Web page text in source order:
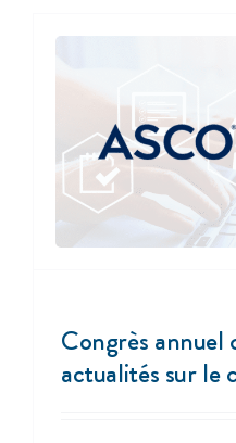
Congrès
actualités sur le